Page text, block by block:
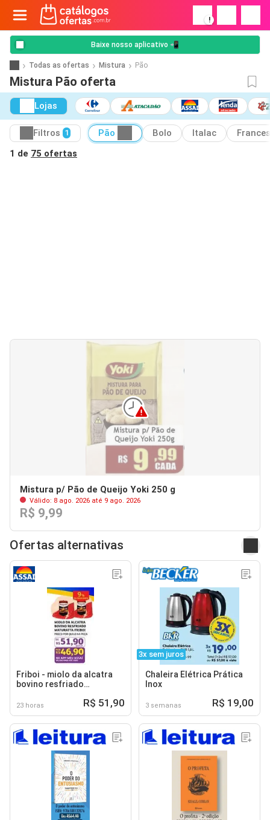
!
Baixe nosso aplicativo 📲
Todas as ofertas Mistura Pão
Mistura Pão oferta
Lojas
Filtros 1 Pão Bolo Italac
Frances
1 de 75 ofertas
Mistura p/ Pão de Queijo Yoki 250 g
Válido: 8 ago. 2026 até 9 ago. 2026
R$ 9,99
Ofertas alternativas
Friboi - miolo da alcatra
bovino resfriado
23 horas R$ 51,90
3x sem juros
Chaleira Elétrica Prática
Inox
3 semanas R$ 19,00